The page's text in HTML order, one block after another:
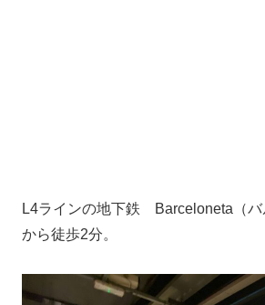
L4ラインの地下鉄 Barceloneta（バ
から徒歩2分。